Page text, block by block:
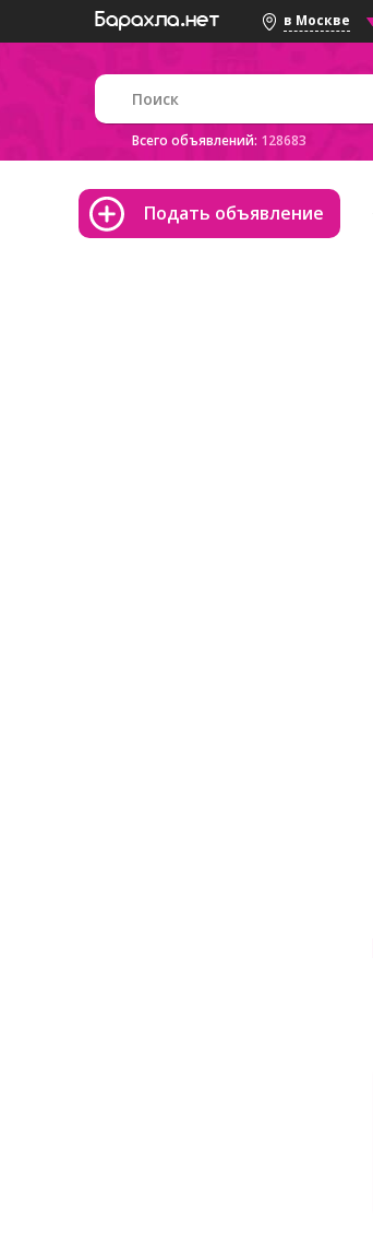
в Москве
Всего объявлений: 128683
Подать объявление